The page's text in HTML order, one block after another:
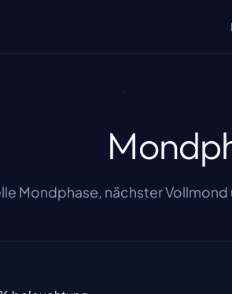
Mondphase, nächster